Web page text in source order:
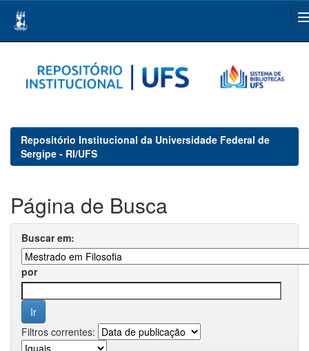
navigation
Repositório Institucional da Universidade Federal de
Sergipe - RI/UFS
Página de Busca
Buscar em:
por
Filtros correntes: